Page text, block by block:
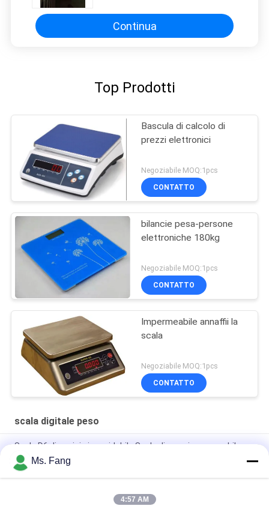
Continua
Top Prodotti
Bascula di calcolo di
prezzi elettronici
Negoziabile MOQ:1pcs
CONTATTO
bilancie pesa-persone
elettroniche 180kg
Negoziabile MOQ:1pcs
CONTATTO
Impermeabile annaffii la
scala
Negoziabile MOQ:1pcs
CONTATTO
scala digitale peso
Scala D6 di acciaio inossidabile Scala di peso impermeabile
IP68
Bilancia elettronica impermeabile di alta qualità da 30 kg D11
Scala in acciaio inossidabile D6 Scala di peso impermeabile
Ms. Fang
4:57 AM